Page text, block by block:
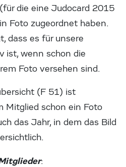
die eine Judocard 2015
Foto zugeordnet haben.
dass es für unsere
ist, wenn schon die
Foto versehen sind.
(F 51) ist
Mitglied schon ein Foto
das Jahr, in dem das Bild
: